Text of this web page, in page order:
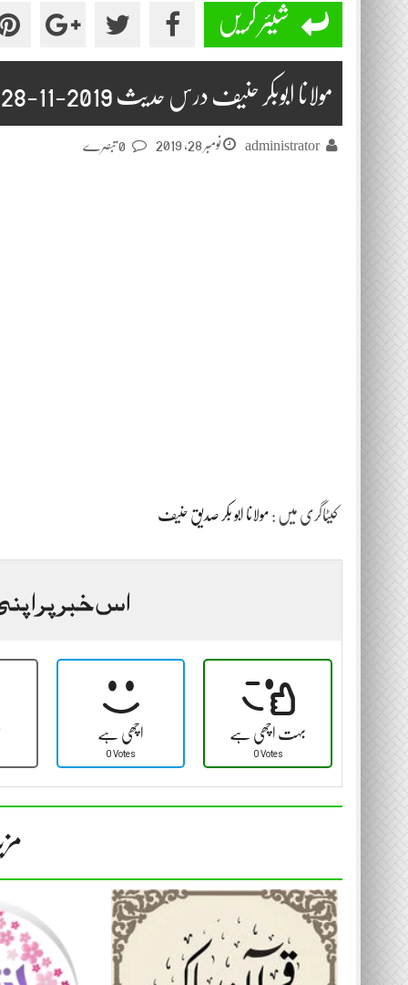
شیئر کریں
مولانا ابوبکر حنیف درس حدیث 2019-11-28
administrator نومبر 28, 2019
کیٹاگری میں : مولانا ابو بکر صدیق حنیف
اس خبر پر
اچھی ہے
0 Votes
بہت اچھی ہے
0 Votes